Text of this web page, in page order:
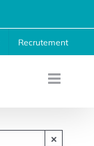
Recrutement
×